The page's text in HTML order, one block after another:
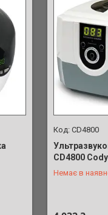
СD4800
СD4800
Немає в
+380 (98)